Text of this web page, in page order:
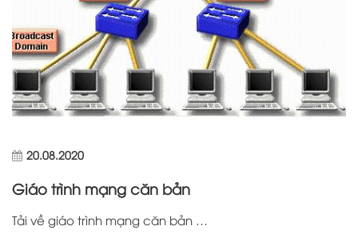
20.08.2020
Giáo trình mạng căn bản
Tải về giáo trình mạng căn bản …